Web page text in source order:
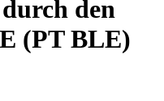
den
(PT BLE)